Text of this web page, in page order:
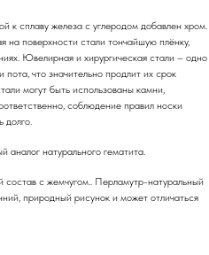
к сплаву железа с углеродом добавлен хром.
поверхности стали тончайшую плёнку,
Ювелирная и хирургическая стали – одно
что значительно продлит их срок
могут быть использованы камни,
соблюдение правил носки
долго.
аналог натурального гематита.
с жемчугом.. Перламутр-натуральный
природный рисунок и может отличаться